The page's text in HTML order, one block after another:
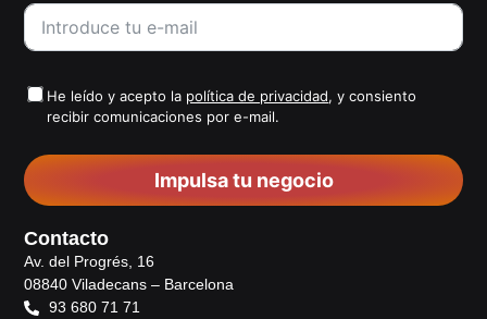
He leído y acepto la política de privacidad, y consiento
recibir comunicaciones por e-mail.
Impulsa tu negocio
Contacto
Av. del Progrés, 16
08840 Viladecans – Barcelona
93 680 71 71